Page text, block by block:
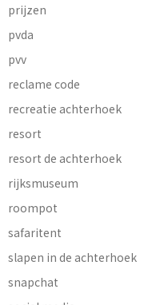
prijzen
pvda
pvv
reclame code
recreatie achterhoek
resort
resort de achterhoek
rijksmuseum
roompot
safaritent
slapen in de achterhoek
snapchat